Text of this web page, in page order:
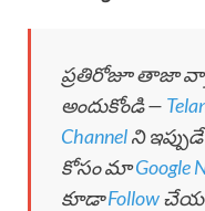
ప్రతిరోజూ తాజా
అందుకోండి —
Channelని
కోసం మాGoogle
కూడాFollow